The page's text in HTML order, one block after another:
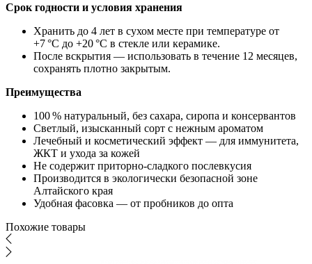
Срок годности и условия хранения
Хранить до 4 лет в сухом месте при температуре от
+7 °C до +20 °C в стекле или керамике.
После вскрытия — использовать в течение 12 месяцев,
сохранять плотно закрытым.
Преимущества
100 % натуральный, без сахара, сиропа и консервантов
Светлый, изысканный сорт с нежным ароматом
Лечебный и косметический эффект — для иммунитета,
ЖКТ и ухода за кожей
Не содержит приторно-сладкого послевкусия
Производится в экологически безопасной зоне
Алтайского края
Удобная фасовка — от пробников до опта
Похожие товары